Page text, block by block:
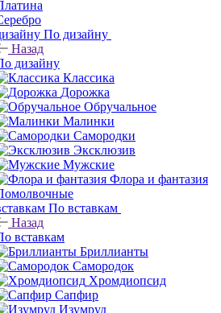
По дизайну
Назад
дизайну
Классика
Дорожка
Обручальное
Малинки
Самородки
Эксклюзив
Мужские
Флора и фантазия
По вставкам
Назад
вставкам
Бриллианты
Самородок
Хромдиопсид
Сапфир
Изумруд